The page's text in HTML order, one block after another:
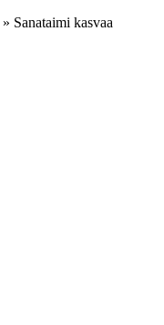
» Sanataimi kasvaa